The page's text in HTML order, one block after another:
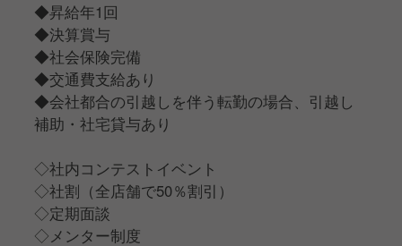
◆昇給年1回
◆決算賞与
◆社会保険完備
◆交通費支給あり
◆会社都合の引越しを伴う転勤の場合、引越し
補助・社宅貸与あり
◇社内コンテストイベント
◇社割（全店舗で50％割引）
◇定期面談
◇メンター制度